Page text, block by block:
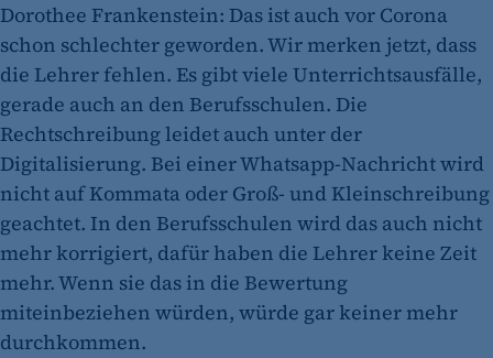
Dorothee Frankenstein: Das ist auch vor Corona
schon schlechter geworden. Wir merken jetzt, dass
die Lehrer fehlen. Es gibt viele Unterrichtsausfälle,
gerade auch an den Berufsschulen. Die
Rechtschreibung leidet auch unter der
Digitalisierung. Bei einer Whatsapp-Nachricht wird
nicht auf Kommata oder Groß- und Kleinschreibung
geachtet. In den Berufsschulen wird das auch nicht
mehr korrigiert, dafür haben die Lehrer keine Zeit
mehr. Wenn sie das in die Bewertung
miteinbeziehen würden, würde gar keiner mehr
durchkommen.